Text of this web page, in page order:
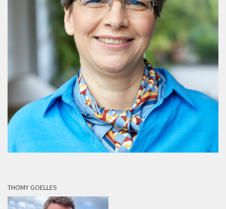
THOMY GOELLES